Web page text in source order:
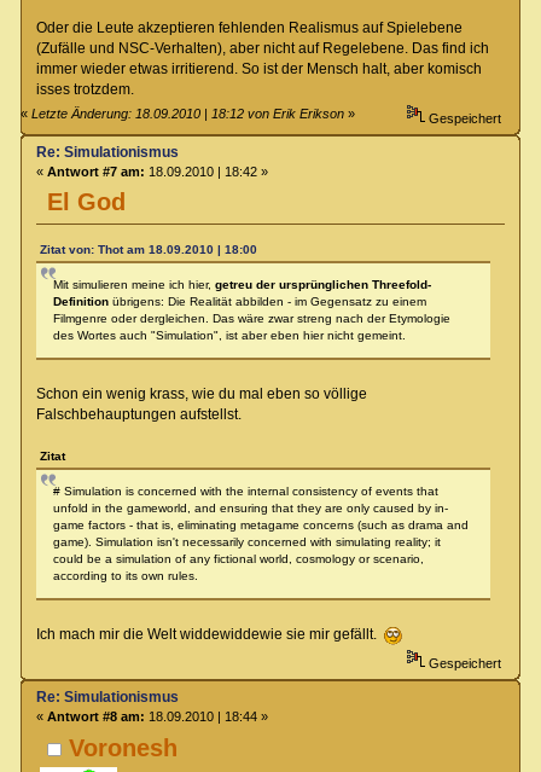
Oder die Leute akzeptieren fehlenden Realismus auf Spielebene
(Zufälle und NSC-Verhalten), aber nicht auf Regelebene. Das find ich
immer wieder etwas irritierend. So ist der Mensch halt, aber komisch
isses trotzdem.
«Letzte Änderung: 18.09.2010 | 18:12 von Erik Erikson » Gespeichert
El God
Re: Simulationismus
« Antwort #7 am: 18.09.2010 | 18:42 »
Zitat von: Thot am 18.09.2010 | 18:00
Mit simulieren meine ich hier, getreu der ursprünglichen Threefold-
Definitionübrigens: Die Realität abbilden - im Gegensatz zu einem
Filmgenre oder dergleichen. Das wäre zwar streng nach der Etymologie
des Wortes auch "Simulation", ist aber eben hier nicht gemeint.
Schon ein wenig krass, wie du mal eben so völlige
Falschbehauptungen aufstellst.
Zitat
# Simulation is concerned with the internal consistency of events that
unfold in the gameworld, and ensuring that they are only caused by in-
game factors - that is, eliminating metagame concerns (such as drama and
game). Simulation isn't necessarily concerned with simulating reality; it
could be a simulation of any fictional world, cosmology or scenario,
according to its own rules.
Ich mach mir die Welt widdewiddewie sie mir gefällt.
Gespeichert
Voronesh
Re: Simulationismus
« Antwort #8 am: 18.09.2010 | 18:44 »